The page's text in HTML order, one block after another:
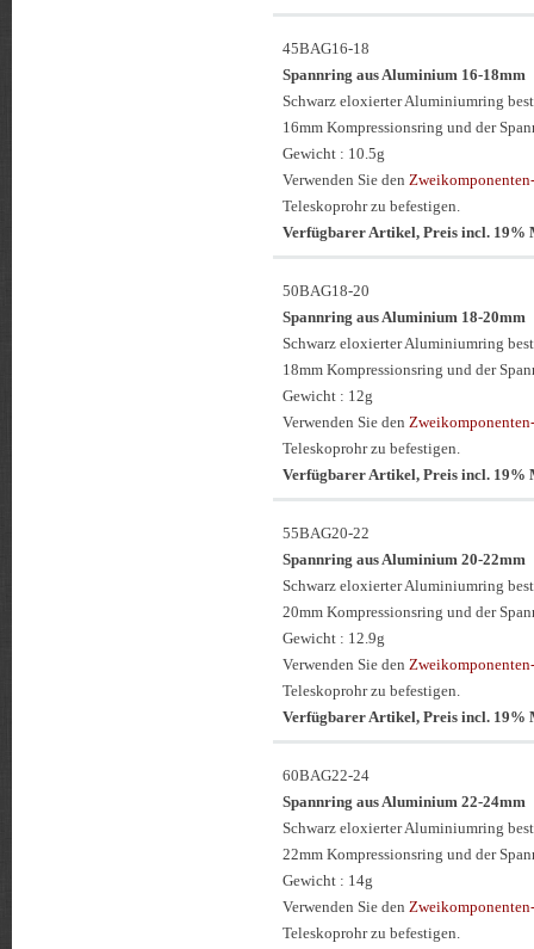
45BAG16-18
Spannring aus Aluminium 16-18mm
Schwarz eloxierter Aluminiumring
16mm Kompressionsring und der
Gewicht : 10.5g
Verwenden Sie den
Teleskoprohr zu befestigen.
Verfügbarer Artikel, Preis incl. 19%
50BAG18-20
Spannring aus Aluminium 18-20mm
Schwarz eloxierter Aluminiumring
18mm Kompressionsring und der
Gewicht : 12g
Verwenden Sie den
Teleskoprohr zu befestigen.
Verfügbarer Artikel, Preis incl. 19%
55BAG20-22
Spannring aus Aluminium 20-22mm
Schwarz eloxierter Aluminiumring
20mm Kompressionsring und der
Gewicht : 12.9g
Verwenden Sie den
Teleskoprohr zu befestigen.
Verfügbarer Artikel, Preis incl. 19%
60BAG22-24
Spannring aus Aluminium 22-24mm
Schwarz eloxierter Aluminiumring
22mm Kompressionsring und der
Gewicht : 14g
Verwenden Sie den
Teleskoprohr zu befestigen.